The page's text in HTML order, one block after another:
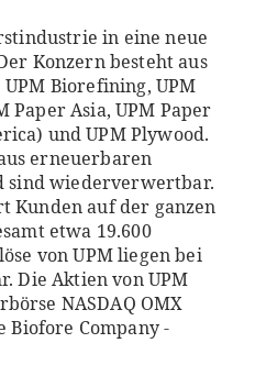
in eine neue
Konzern besteht aus
Biorefining, UPM
Paper Asia, UPM Paper
und UPM Plywood.
erneuerbaren
sind wiederverwertbar.
Kunden auf der ganzen
etwa 19.600
von UPM liegen bei
Die Aktien von UPM
NASDAQ OMX
Biofore Company -